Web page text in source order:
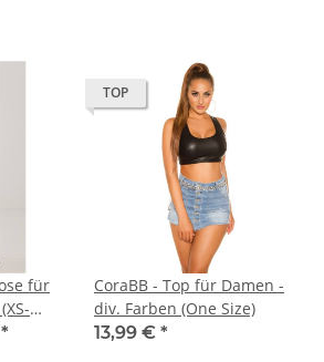
*
TOP
CoraBB - Top für Damen -
div. Farben (One Size)
13,99 € *